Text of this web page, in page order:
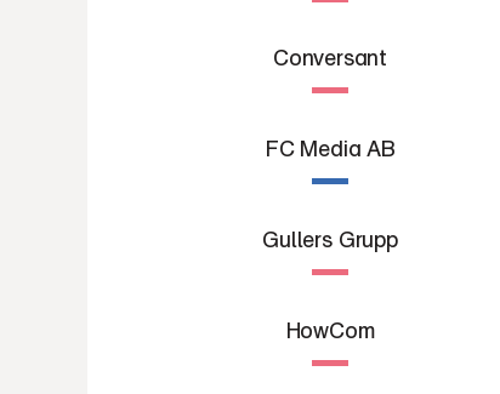
Conversant
FC Media AB
Gullers Grupp
HowCom